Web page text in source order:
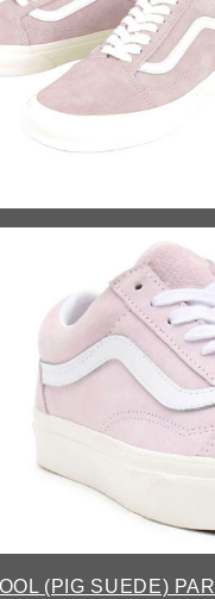
(PIG SUEDE)